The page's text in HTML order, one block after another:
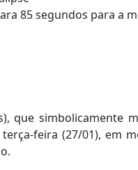
85 segundos para a
que simbolicamente
feira (27/01), em